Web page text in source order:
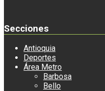
Secciones
Antioquia
Deportes
Área Metro
Barbosa
Bello